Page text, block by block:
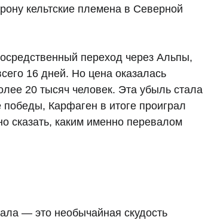
кельтские племена в Северной
переход через Альпы,
16 дней. Но цена оказалась
20 тысяч человек. Эта убыль стала
победы, Карфаген в итоге проиграл
сказать, каким именно перевалом
— это необычайная скудость